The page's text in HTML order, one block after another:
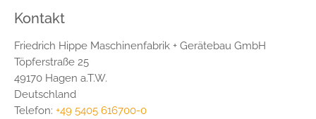
Kontakt
Friedrich Hippe Maschinenfabrik + Gerätebau GmbH
Töpferstraße 25
49170 Hagen a.T.W.
Deutschland
Telefon: +49 5405 616700-0